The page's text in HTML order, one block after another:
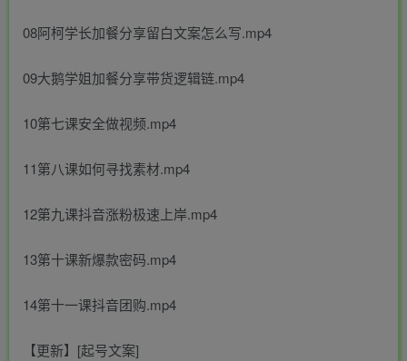
08阿柯学长加餐分享留白文案怎么写.mp4
09大鹅学姐加餐分享带货逻辑链.mp4
10第七课安全做视频.mp4
11第八课如何寻找素材.mp4
12第九课抖音涨粉极速上岸.mp4
13第十课新爆款密码.mp4
14第十一课抖音团购.mp4
【更新】[起号文案]